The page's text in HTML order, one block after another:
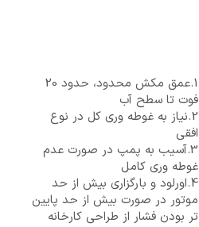
1.عمق مکش محدود، حدود 20
فوت تا سطح آب
2.نیاز به غوطه وری کل در نوع
افقی
3.آسیب به پمپ در صورت عدم
غوطه وری کامل
4.اورلود و بارگزاری بیش از حد
موتور در صورت بیش از حد پایین
تر بودن فشار از طراحی کارخانه